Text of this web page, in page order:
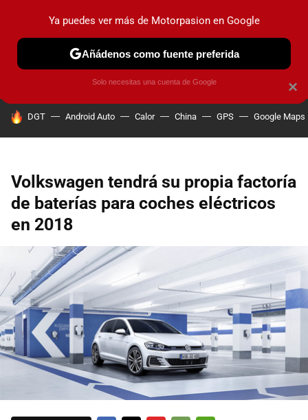
PRUEBAS COCHES ELÉCTRICOS OBSERVATORIO
HOY SE HABLA DE
DGT Android Auto Calor China GPS Google Maps
Volkswagen tendrá su propia factoría
de baterías para coches eléctricos
en 2018
×
Ya puedes ver más de Motorpasion en Google
Añádenos como fuente preferida
Solo necesitas una cuenta de Google